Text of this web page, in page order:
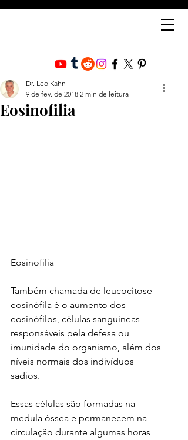
Eosinofilia
Dr. Leo Kahn
9 de fev. de 2018 2 min de leitura
Eosinofilia
Também chamada de leucocitose
eosinófila é o aumento dos
eosinófilos, células sanguíneas
responsáveis pela defesa ou
imunidade do organismo, além dos
níveis normais dos indivíduos
sadios.
Essas células são formadas na
medula óssea e permanecem na
circulação durante algumas horas